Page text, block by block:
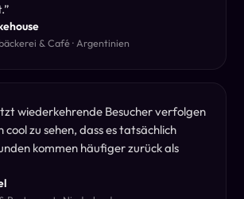
”
& Café · Argentinien
wiederkehrende Besucher verfolgen
cool zu sehen, dass es tatsächlich
kommen häufiger zurück als